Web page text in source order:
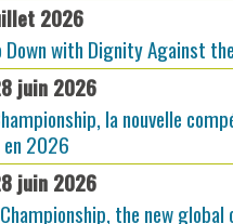
2026
Down with Dignity Against
juin 2026
la nouvelle
2026
juin 2026
the new